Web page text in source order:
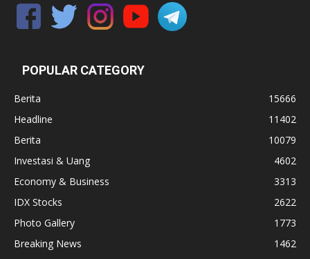
POPULAR CATEGORY
Berita
15666
Headline
11402
Berita
10079
Investasi & Uang
4602
Economy & Business
3313
IDX Stocks
2622
Photo Gallery
1773
Breaking News
1462